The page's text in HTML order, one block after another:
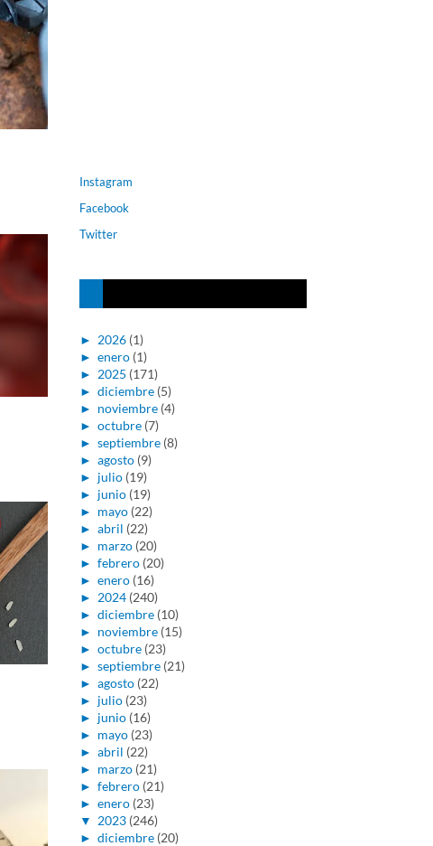
Instagram
Facebook
Twitter
► 2026 (1)
► enero (1)
► 2025 (171)
► diciembre (5)
► noviembre (4)
► octubre (7)
► septiembre (8)
► agosto (9)
► julio (19)
► junio (19)
► mayo (22)
► abril (22)
► marzo (20)
► febrero (20)
► enero (16)
► 2024 (240)
► diciembre (10)
► noviembre (15)
► octubre (23)
► septiembre (21)
► agosto (22)
► julio (23)
► junio (16)
► mayo (23)
► abril (22)
► marzo (21)
► febrero (21)
► enero (23)
▼ 2023 (246)
► diciembre (20)